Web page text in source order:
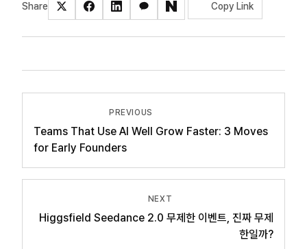
Share Copy Link
PREVIOUS
Teams That Use AI Well Grow Faster: 3 Moves
for Early Founders
NEXT
Higgsfield Seedance 2.0 무제한 이벤트, 진짜 무제
한일까?